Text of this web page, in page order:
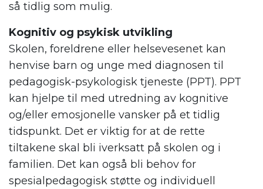
så tidlig som mulig.
Kognitiv og psykisk utvikling
Skolen, foreldrene eller helsevesenet kan
henvise barn og unge med diagnosen til
pedagogisk-psykologisk tjeneste (PPT). PPT
kan hjelpe til med utredning av kognitive
og/eller emosjonelle vansker på et tidlig
tidspunkt. Det er viktig for at de rette
tiltakene skal bli iverksatt på skolen og i
familien. Det kan også bli behov for
spesialpedagogisk støtte og individuell